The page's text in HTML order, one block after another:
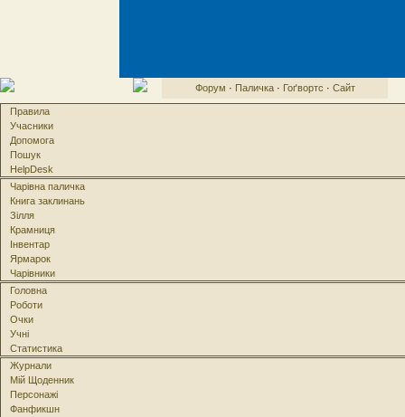
Форум · Паличка· Гоґвортс · Сайт
Правила
Учасники
Допомога
Пошук
HelpDesk
Чарівна паличка
Книга заклинань
Зілля
Крамниця
Інвентар
Ярмарок
Чарівники
Головна
Роботи
Очки
Учні
Статистика
Журнали
Мій Щоденник
Персонажі
Фанфикшн